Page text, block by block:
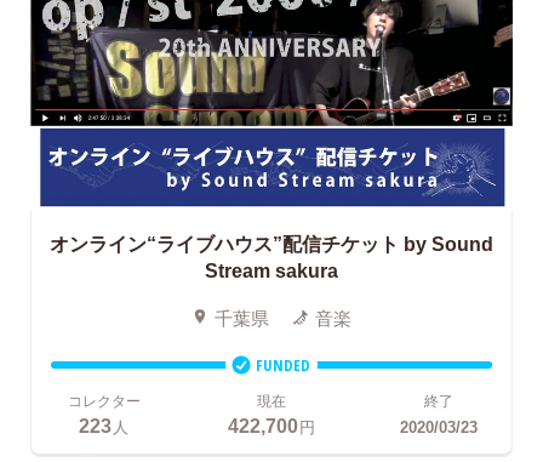
オンライン“ライブハウス”配信チケット by Sound
Stream sakura
千葉県 音楽
FUNDED
コレクター
223人
現在
422,700円
終了
2020/03/23